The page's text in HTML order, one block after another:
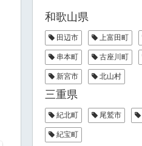
和歌山県
田辺市 上富田町
串本町 古座川町
新宮市 北山村
三重県
紀北町 尾鷲市
紀宝町